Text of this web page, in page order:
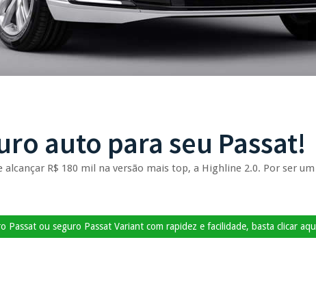
auto para seu Passat!
R$ 180 mil na versão mais top, a Highline 2.0. Por ser
Passat ou seguro Passat Variant com rapidez e facilidade, basta clicar